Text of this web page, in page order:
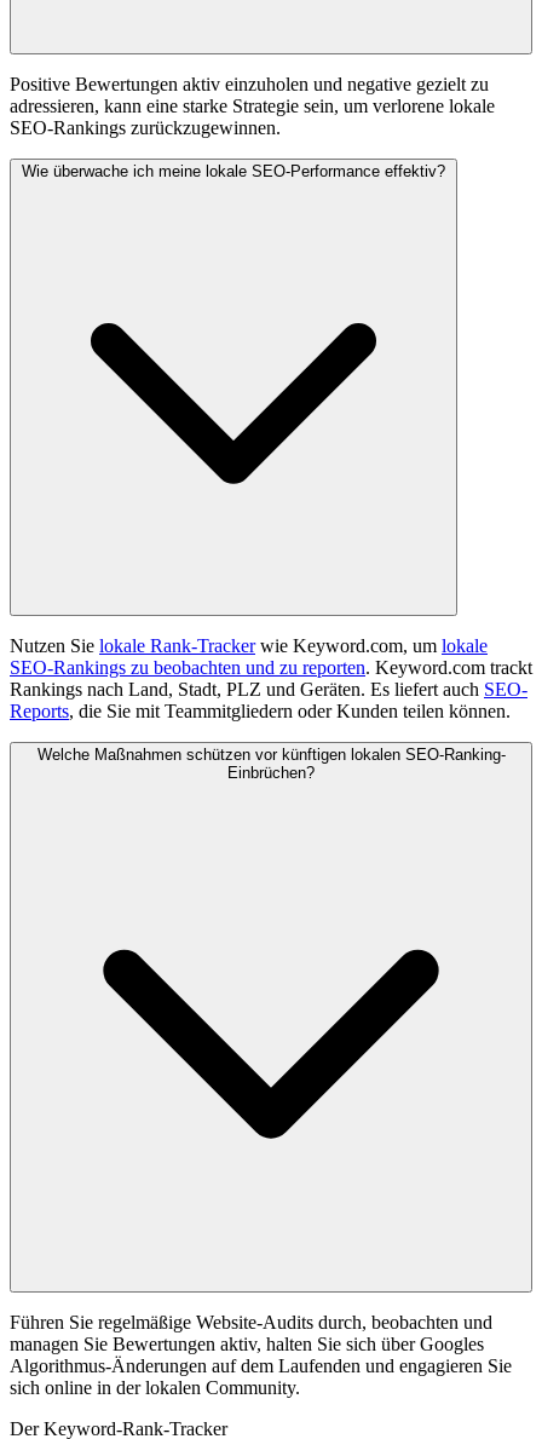
Positive Bewertungen aktiv einzuholen und negative gezielt zu
adressieren, kann eine starke Strategie sein, um verlorene lokale
SEO-Rankings zurückzugewinnen.
Wie überwache ich meine lokale SEO-Performance effektiv?
Nutzen Sie lokale Rank-Trackerwie Keyword.com, um lokale
SEO-Rankings zu beobachten und zu reporten. Keyword.com trackt
Rankings nach Land, Stadt, PLZ und Geräten. Es liefert auch SEO-
Reports, die Sie mit Teammitgliedern oder Kunden teilen können.
Welche Maßnahmen schützen vor künftigen lokalen SEO-Ranking-
Einbrüchen?
Führen Sie regelmäßige Website-Audits durch, beobachten und
managen Sie Bewertungen aktiv, halten Sie sich über Googles
Algorithmus-Änderungen auf dem Laufenden und engagieren Sie
sich online in der lokalen Community.
Der Keyword-Rank-Tracker